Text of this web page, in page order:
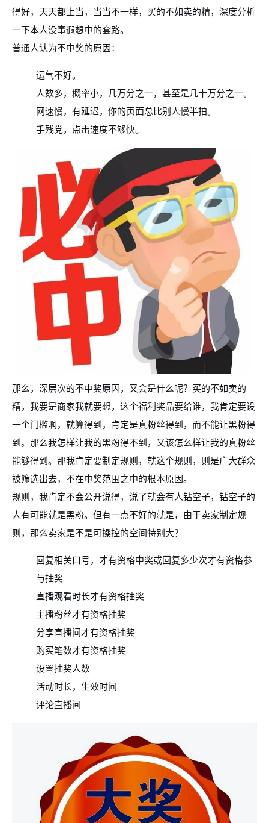
得好，天天都上当，
当当不一样，买的不如卖的精，深度分析
一下本人没事遐想中的套路。
普通人认为不中奖的原因：
运气不好。
人数多，概率小，几万分之一，甚至是几十万分之一。
网速慢，有延迟，你的页面总比别人慢半拍。
手残党，点击速度不够快。
那么，深层次的不中奖原因，又会是什么呢？买的不如卖的
精，我要是商家我就要想，这个福利奖品要给谁，我肯定要设
一个门槛啊，就算得到，肯定是真粉丝得到，而不能让黑粉得
到。那么我怎样让我的黑粉得不到，又该怎么样让我的真粉丝
能够得到。那我肯定要制定规则，就这个规则，则是广大群众
被筛选出去，不在中奖范围之中的根本原因。
规则，我肯定不会公开说得，说了就会有人钻空子，钻空子的
人有可能就是黑粉。但有一点不好的就是，由于卖家制定规
则，那么卖家是不是可操控的空间特别大？
回复相关口号，才有资格中奖或回复多少次才有资格参
与抽奖
直播观看时长才有资格抽奖
主播粉丝才有资格抽奖
分享直播间才有资格抽奖
购买笔数才有资格抽奖
设置抽奖人数
活动时长，生效时间
评论直播间